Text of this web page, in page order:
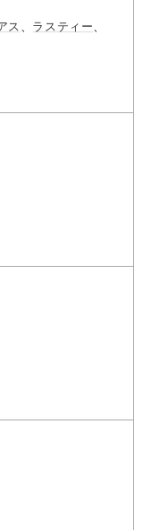
ス ラスティー